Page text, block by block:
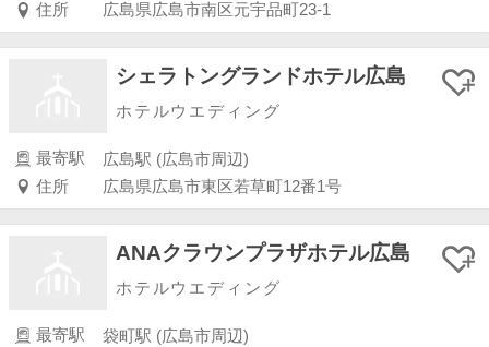
住所
広島県広島市南区元宇品町23-1
シェラトングランドホテル広島
ホテルウエディング
最寄駅
広島駅 (広島市周辺)
住所
広島県広島市東区若草町12番1号
ANAクラウンプラザホテル広島
ホテルウエディング
最寄駅
袋町駅 (広島市周辺)